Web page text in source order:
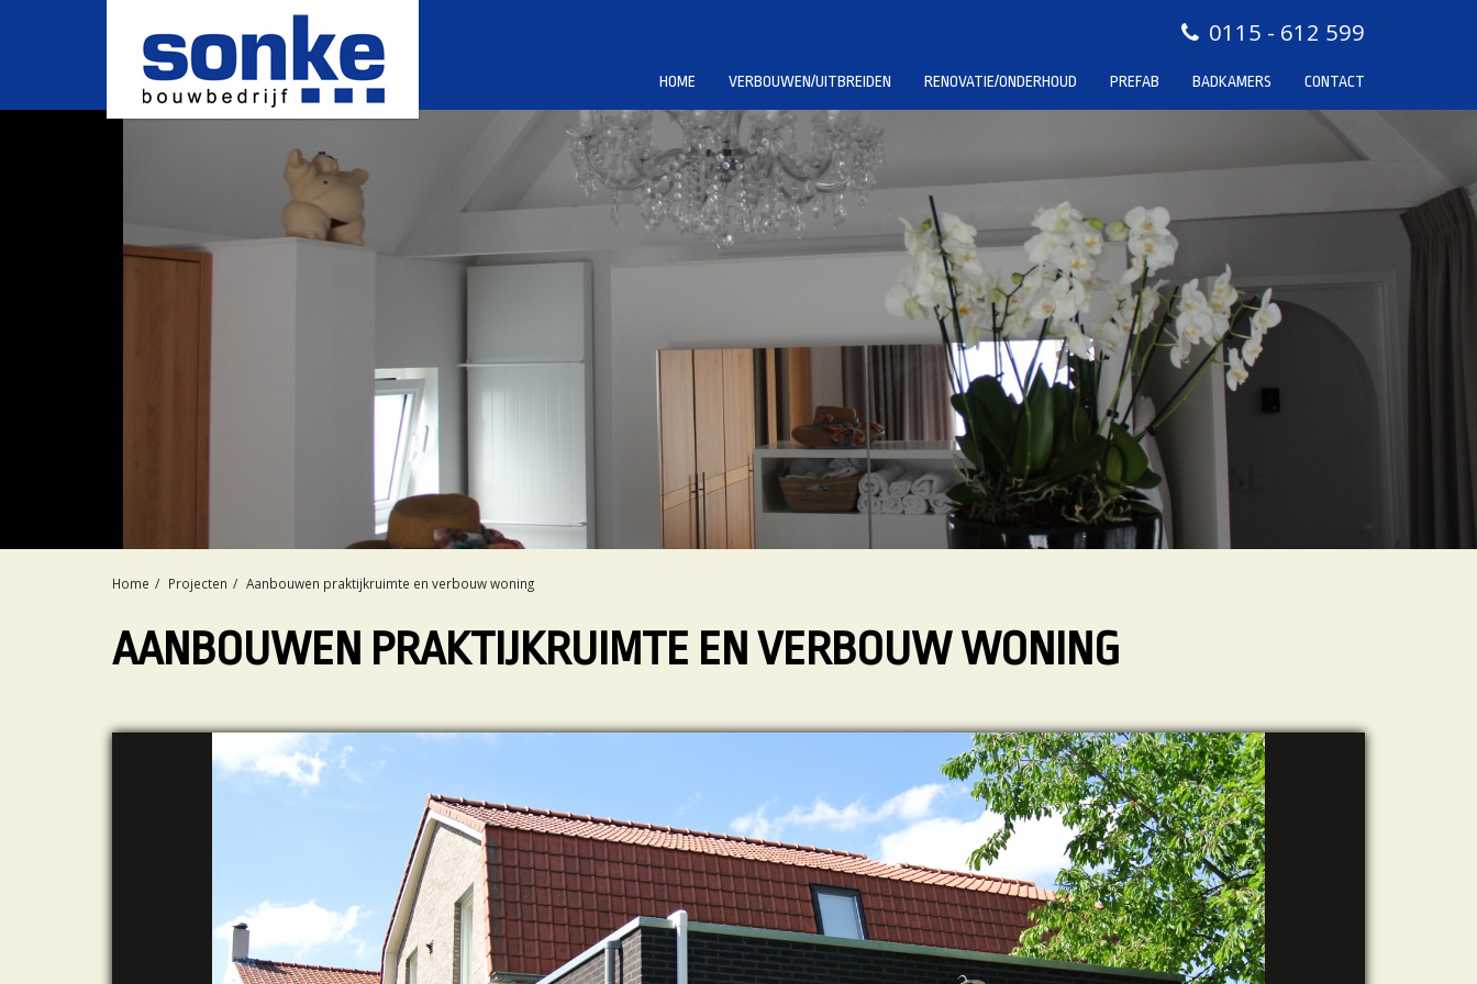
0115 - 612 599
HOME VERBOUWEN/UITBREIDEN RENOVATIE/ONDERHOUD PREFAB BADKAMERS CONTACT
Home Projecten Aanbouwen praktijkruimte en verbouw woning
AANBOUWEN PRAKTIJKRUIMTE EN VERBOUW WONING